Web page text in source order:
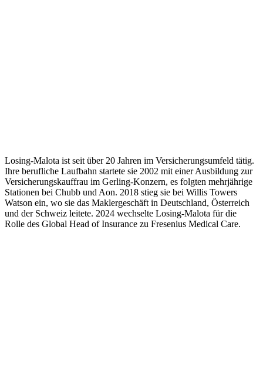
Losing-Malota ist seit über 20 Jahren im Versicherungsumfeld tätig.
Ihre berufliche Laufbahn startete sie 2002 mit einer Ausbildung zur
Versicherungskauffrau im Gerling-Konzern, es folgten mehrjährige
Stationen bei Chubb und Aon. 2018 stieg sie bei Willis Towers
Watson ein, wo sie das Maklergeschäft in Deutschland, Österreich
und der Schweiz leitete. 2024 wechselte Losing-Malota für die
Rolle des Global Head of Insurance zu Fresenius Medical Care.